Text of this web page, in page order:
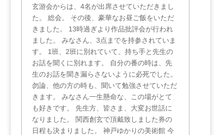
玄游会からは、4名が出席させていただきまし
た。 総会。 その後、豪華なお昼ご飯をいただ
きました。 13時過ぎより作品批評会が行われ
ました。 みなさん、3点までを持参されていま
す。 1班、2班に別れていて、持ち手と先生の
お話を聞くに別れます。 自分の番の時は、先
生のお話を聞き漏らさないように必死でした。
勿論、他の方の時も、聞いて勉強させていただ
きます。 みなさん一生懸命な、この場がとて
も好きです。 先生方、皆さま、大変お世話に
なりました。 関西創玄で頂戴致しました券の
日程も決まりました。 神戸ゆかりの美術館 今